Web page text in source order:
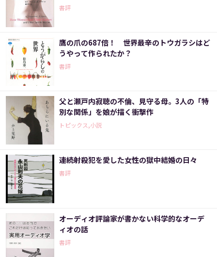
書評
鷹の爪の687倍！ 世界最辛のトウガラシはど
うやって作られたか？
書評
父と瀬戸内寂聴の不倫、見守る母。3人の「特
別な関係」を娘が描く衝撃作
トピックス,小説
連続射殺犯を愛した女性の獄中結婚の日々
書評
オーディオ評論家が書かない科学的なオーデ
ィオの話
書評